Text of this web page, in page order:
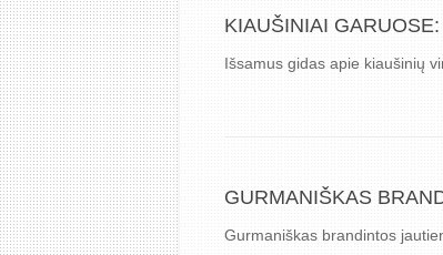
KIAUŠINIAI
Išsamus gidas apie kiaušinių
GURMANIŠKAS
Gurmaniškas brandintos